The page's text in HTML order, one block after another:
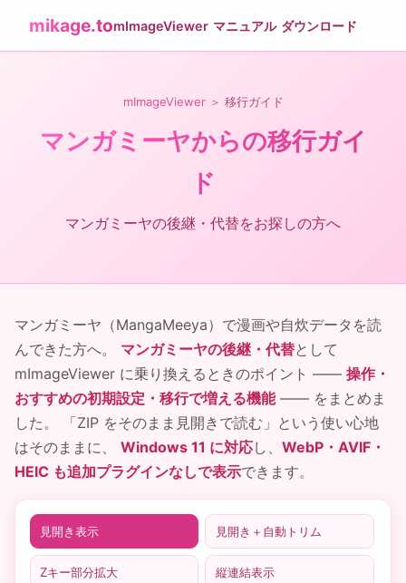
mikage.tomImageViewer マニュアル ダウンロード
mImageViewer＞ 移行ガイド
マンガミーヤからの移行ガイ
ド
マンガミーヤの後継・代替をお探しの方へ
マンガミーヤ（MangaMeeya）で漫画や自炊データを読
んできた方へ。 マンガミーヤの後継・代替として
mImageViewer に乗り換えるときのポイント ―― 操作・
おすすめの初期設定・移行で増える機能―― をまとめま
した。 「ZIP をそのまま見開きで読む」という使い心地
はそのままに、 Windows 11 に対応し、 WebP・AVIF・
HEIC も追加プラグインなしで表示できます。
見開き表示 見開き＋自動トリム
Zキー部分拡大 縦連結表示